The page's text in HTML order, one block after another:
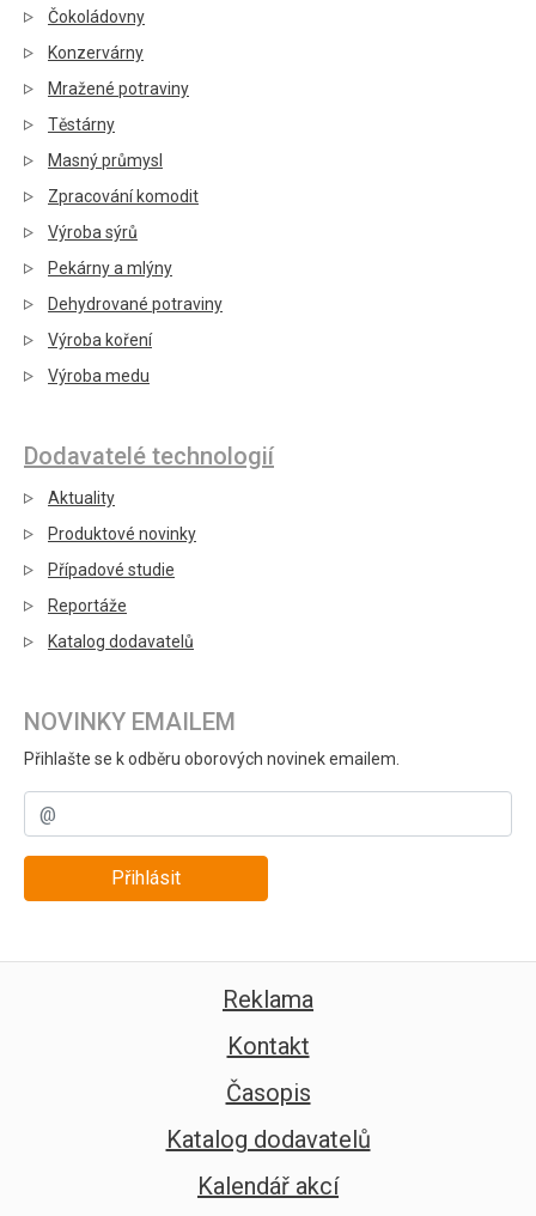
Čokoládovny
Konzervárny
Mražené potraviny
Těstárny
Masný průmysl
Zpracování komodit
Výroba sýrů
Pekárny a mlýny
Dehydrované potraviny
Výroba koření
Výroba medu
Dodavatelé technologií
Aktuality
Produktové novinky
Případové studie
Reportáže
Katalog dodavatelů
NOVINKY EMAILEM
Přihlašte se k odběru oborových novinek emailem.
Přihlásit
Reklama
Kontakt
Časopis
Katalog dodavatelů
Kalendář akcí